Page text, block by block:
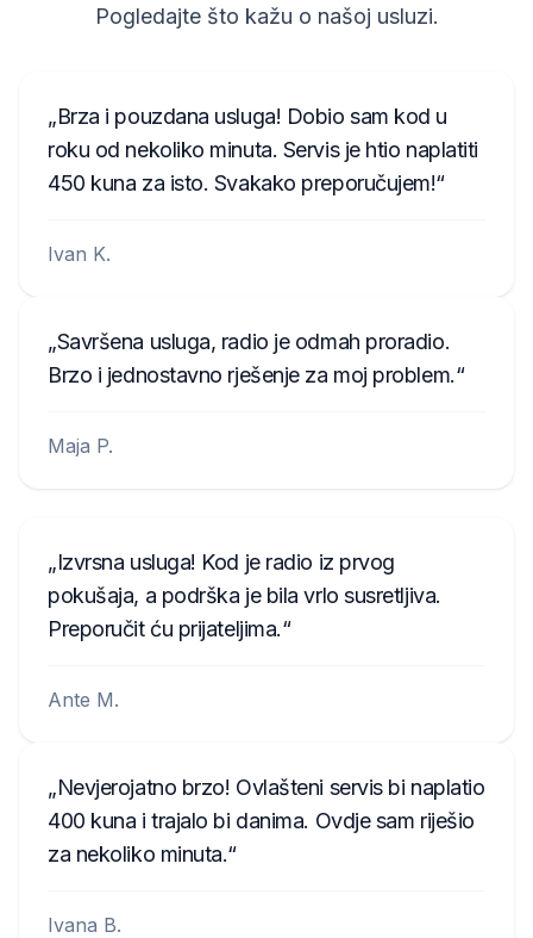
7918HN065012235
UAU4934567X
UBTE333456X
Pogledajte što kažu o našoj usluzi.
Brza i pouzdana usluga! Dobio sam kod u
roku od nekoliko minuta. Servis je htio naplatiti
450 kuna za isto. Svakako preporučujem!
Ivan K.
Savršena usluga, radio je odmah proradio.
Brzo i jednostavno rješenje za moj problem.
Maja P.
Izvrsna usluga! Kod je radio iz prvog
pokušaja, a podrška je bila vrlo susretljiva.
Preporučit ću prijateljima.
Ante M.
Nevjerojatno brzo! Ovlašteni servis bi naplatio
400 kuna i trajalo bi danima. Ovdje sam riješio
za nekoliko minuta.
Ivana B.